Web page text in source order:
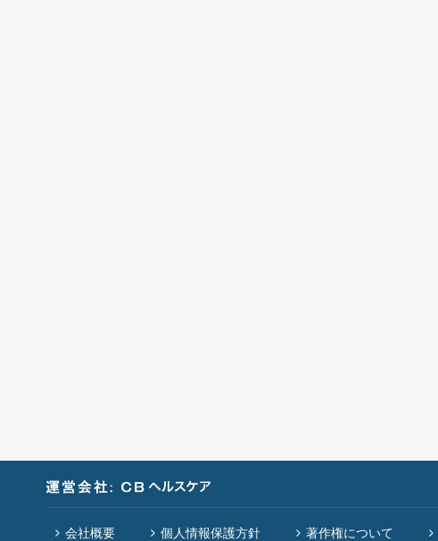
会社概要 個人情報保護方針 著作権について